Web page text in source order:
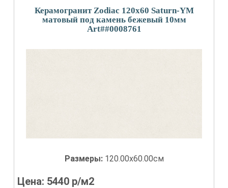
Керамогранит Zodiac 120x60 Saturn-YM
матовый под камень бежевый 10мм
Art##0008761
Размеры: 120.00x60.00см
Цена: 5440 р/м2